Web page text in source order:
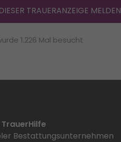
TRAUERANZEIGE MELDEN
1.226 Mal besucht
Bestattungsunternehmen